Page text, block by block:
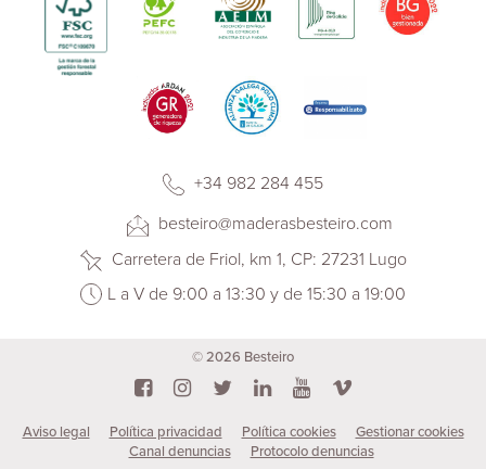
+34 982 284 455
besteiro@maderasbesteiro.com
Carretera de Friol, km 1, CP: 27231 Lugo
L a V de 9:00 a 13:30 y de 15:30 a 19:00
Aviso legal Política privacidad Política cookies
Gestionar cookies
Canal denuncias
Protocolo denuncias
© 2026 Besteiro